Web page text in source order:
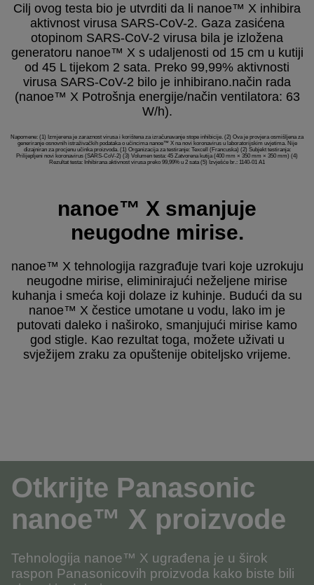
Cilj ovog testa bio je utvrditi da li nanoe™ X inhibira
aktivnost virusa SARS-CoV-2. Gaza zasićena
otopinom SARS-CoV-2 virusa bila je izložena
generatoru nanoe™ X s udaljenosti od 15 cm u kutiji
od 45 L tijekom 2 sata. Preko 99,99% aktivnosti
virusa SARS-CoV-2 bilo je inhibirano.način rada
(nanoe™ X Potrošnja energije/način ventilatora: 63
W/h).
Napomene: (1) Izmjerena je zaraznost virusa i korištena za izračunavanje stope inhibicije. (2) Ova je provjera osmišljena za
generiranje osnovnih istraživačkih podataka o učincima nanoe™ X na novi koronavirus u laboratorijskim uvjetima. Nije
dizajniran za procjenu učinka proizvoda. (1) Organizacija za testiranje: Texcell (Francuska) (2) Subjekt testiranja:
Prilijepljeni novi koronavirus (SARS-CoV-2) (3) Volumen testa: 45 Zatvorena kutija (400 mm × 350 mm × 350 mm) (4)
Rezultat testa: Inhibirana aktivnost virusa preko 99,99% u 2 sata (5) Izvješće br.: 1140-01 A1
nanoe™ X smanjuje
neugodne mirise.
nanoe™ X tehnologija razgrađuje tvari koje uzrokuju
neugodne mirise, eliminirajući neželjene mirise
kuhanja i smeća koji dolaze iz kuhinje. Budući da su
nanoe™ X čestice umotane u vodu, lako im je
putovati daleko i naširoko, smanjujući mirise kamo
god stigle. Kao rezultat toga, možete uživati u
svježijem zraku za opuštenije obiteljsko vrijeme.
Otkrijte Panasonic
nanoe™ X proizvode
Tehnologija nanoe™ X ugrađena je u širok
raspon Panasonicovih proizvoda kako biste bili